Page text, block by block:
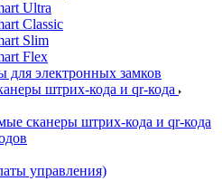
Ultra
Classic
Slim
Flex
для электронных замков
штрих-кода и qr-кода
сканеры штрих-кода и qr-кода
управления)